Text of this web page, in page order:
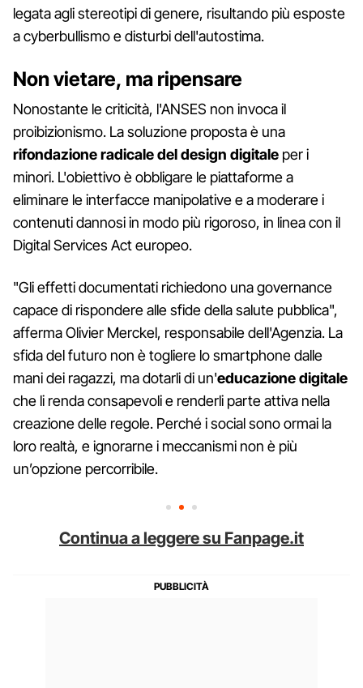
legata agli stereotipi di genere, risultando più esposte
a cyberbullismo e disturbi dell'autostima.
Non vietare, ma ripensare
Nonostante le criticità, l'ANSES non invoca il
proibizionismo. La soluzione proposta è una
rifondazione radicale del design digitale per i
minori. L'obiettivo è obbligare le piattaforme a
eliminare le interfacce manipolative e a moderare i
contenuti dannosi in modo più rigoroso, in linea con il
Digital Services Act europeo.
"Gli effetti documentati richiedono una governance
capace di rispondere alle sfide della salute pubblica",
afferma Olivier Merckel, responsabile dell'Agenzia. La
sfida del futuro non è togliere lo smartphone dalle
mani dei ragazzi, ma dotarli di un'educazione digitale
che li renda consapevoli e renderli parte attiva nella
creazione delle regole. Perché i social sono ormai la
loro realtà, e ignorarne i meccanismi non è più
un’opzione percorribile.
Continua a leggere su Fanpage.it